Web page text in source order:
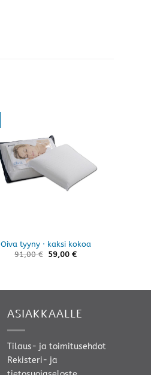
Oiva tyyny · kaksi kokoa
91,00€ 59,00 €
ASIAKKAALLE
Tilaus- ja toimitusehdot
Rekisteri- ja